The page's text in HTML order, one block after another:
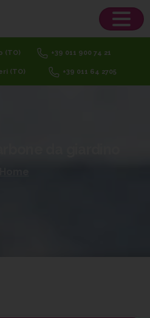
(TO) +39 011 900 74 21
(TO) +39 011 64 2705